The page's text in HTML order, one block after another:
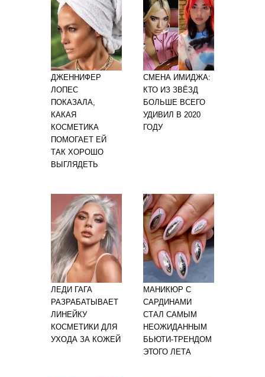
ДЖЕННИФЕР
ЛОПЕС
ПОКАЗАЛА,
КАКАЯ
КОСМЕТИКА
ПОМОГАЕТ ЕЙ
ТАК ХОРОШО
ВЫГЛЯДЕТЬ
СМЕНА ИМИДЖА:
КТО ИЗ ЗВЁЗД
БОЛЬШЕ ВСЕГО
УДИВИЛ В 2020
ГОДУ
ЛЕДИ ГАГА
РАЗРАБАТЫВАЕТ
ЛИНЕЙКУ
КОСМЕТИКИ ДЛЯ
УХОДА ЗА КОЖЕЙ
МАНИКЮР С
САРДИНАМИ
СТАЛ САМЫМ
НЕОЖИДАННЫМ
БЬЮТИ-ТРЕНДОМ
ЭТОГО ЛЕТА